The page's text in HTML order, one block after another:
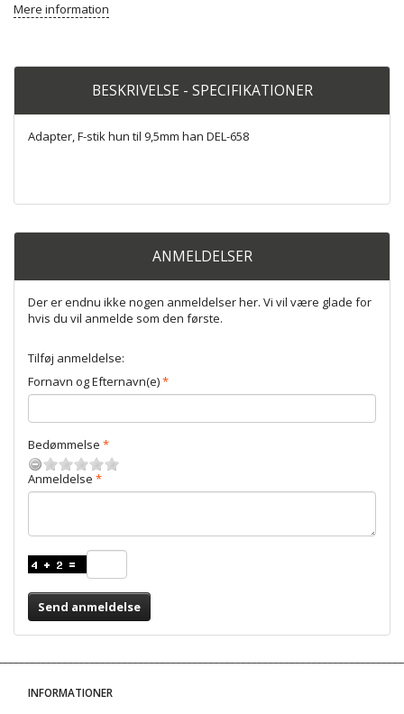
Mere information
BESKRIVELSE - SPECIFIKATIONER
Adapter, F-stik hun til 9,5mm han DEL-658
ANMELDELSER
Der er endnu ikke nogen anmeldelser her. Vi vil være glade for
hvis du vil anmelde som den første.
Tilføj anmeldelse:
Fornavn og Efternavn(e)
Bedømmelse
Anmeldelse
Send anmeldelse
INFORMATIONER